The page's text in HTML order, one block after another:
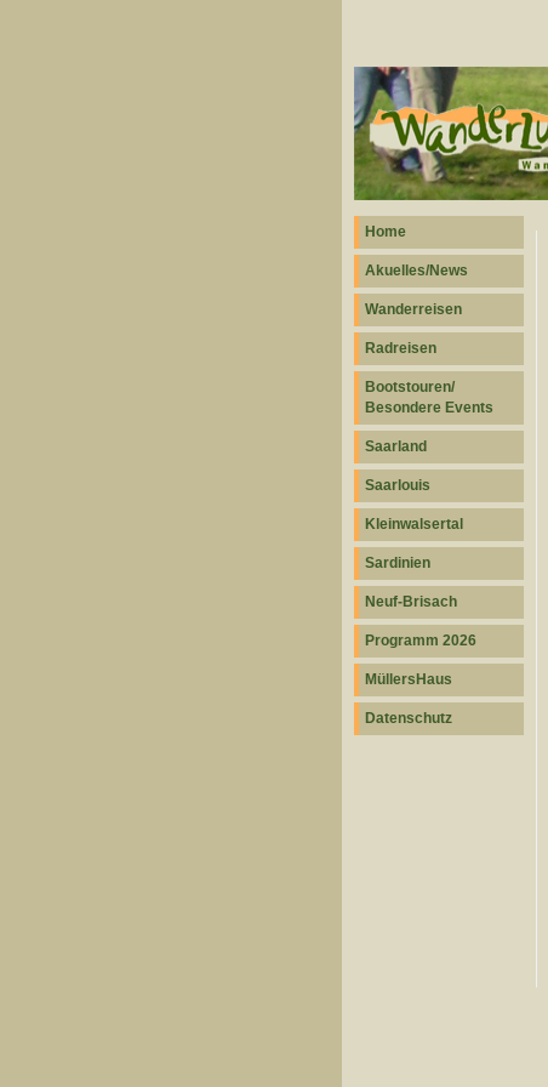
Home
Akuelles/News
Wanderreisen
Radreisen
Bootstouren/
Besondere Events
Saarland
Saarlouis
Kleinwalsertal
Sardinien
Neuf-Brisach
Programm 2026
MüllersHaus
Datenschutz